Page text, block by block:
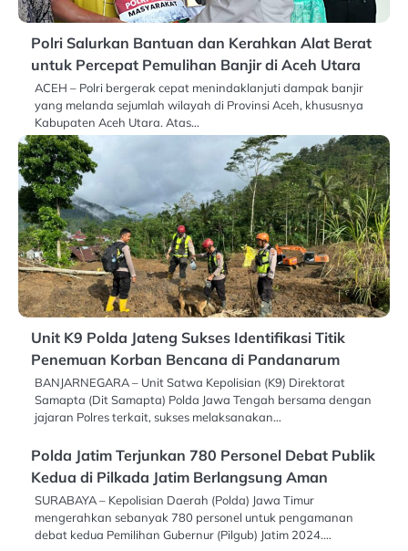
Polri Salurkan Bantuan dan Kerahkan Alat Berat
untuk Percepat Pemulihan Banjir di Aceh Utara
ACEH – Polri bergerak cepat menindaklanjuti dampak banjir
yang melanda sejumlah wilayah di Provinsi Aceh, khususnya
Kabupaten Aceh Utara. Atas…
Unit K9 Polda Jateng Sukses Identifikasi Titik
Penemuan Korban Bencana di Pandanarum
BANJARNEGARA – Unit Satwa Kepolisian (K9) Direktorat
Samapta (Dit Samapta) Polda Jawa Tengah bersama dengan
jajaran Polres terkait, sukses melaksanakan…
Polda Jatim Terjunkan 780 Personel Debat Publik
Kedua di Pilkada Jatim Berlangsung Aman
SURABAYA – Kepolisian Daerah (Polda) Jawa Timur
mengerahkan sebanyak 780 personel untuk pengamanan
debat kedua Pemilihan Gubernur (Pilgub) Jatim 2024.…